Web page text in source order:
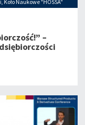
, Koło Naukowe "HOSSA"
–